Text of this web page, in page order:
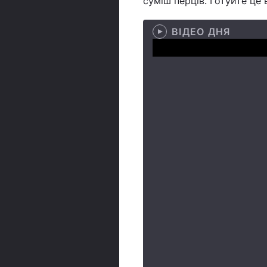
ВІДЕО ДНЯ